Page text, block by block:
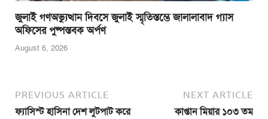
জুলাই গণঅভ্যুত্থান দিবসে জুলাই স্মৃতিস্তম্ভে জালালাবাদ গ্যাস
অফিসের পুষ্পস্তবক অর্পণ
August 6, 2026
PREVIOUS ARTICLE
ফ্যাসিস্ট হাসিনা দেশ লুটপাট করে
NEXT ARTICLE
কাপ্তান মিয়ার ১০৩ তম